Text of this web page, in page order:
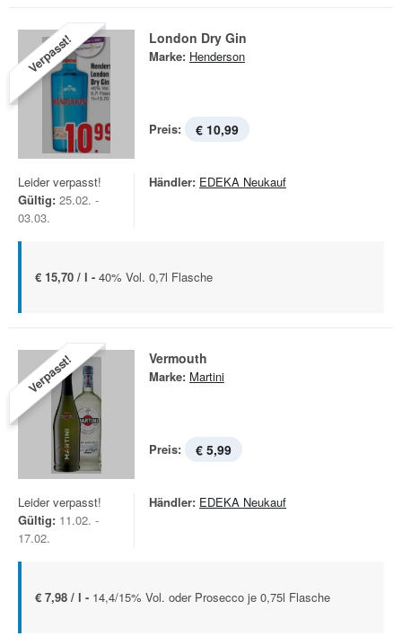
Verpasst! London Dry Gin
Marke: Henderson
Preis: € 10,99
Leider verpasst!
Gültig: 25.02. -
03.03.
Händler: EDEKA Neukauf
€ 15,70 / l - 40% Vol. 0,7l Flasche
Verpasst! Vermouth
Marke: Martini
Preis: € 5,99
Leider verpasst!
Gültig: 11.02. -
17.02.
Händler: EDEKA Neukauf
€ 7,98 / l - 14,4/15% Vol. oder Prosecco je 0,75l Flasche